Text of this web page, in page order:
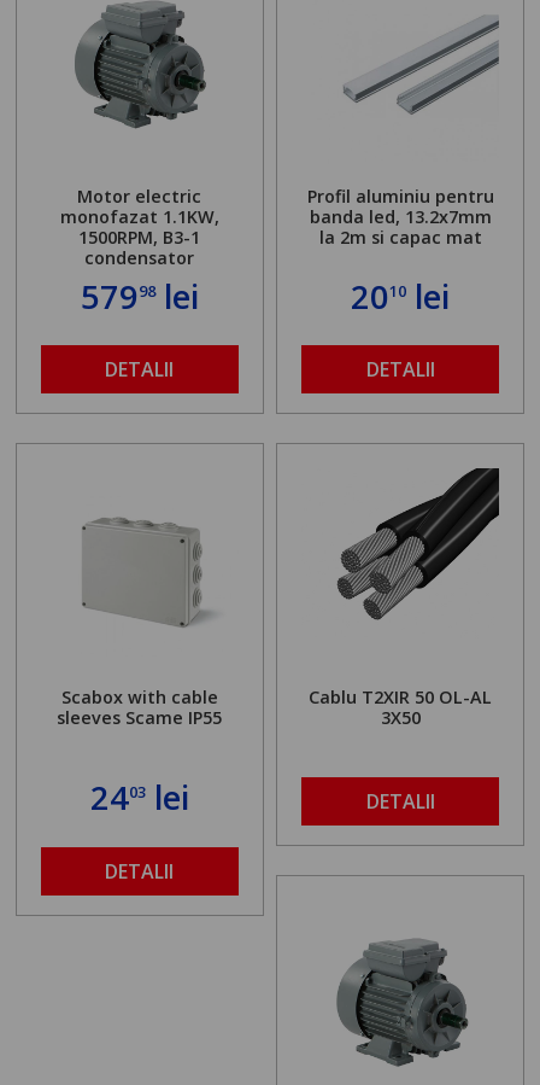
Motor electric
monofazat 1.1KW,
1500RPM, B3-1
condensator
57998lei
DETALII
Profil aluminiu pentru
banda led, 13.2x7mm
la 2m si capac mat
2010 lei
DETALII
Scabox with cable
sleeves Scame IP55
2403lei
DETALII
Cablu T2XIR 50 OL-AL
3X50
DETALII